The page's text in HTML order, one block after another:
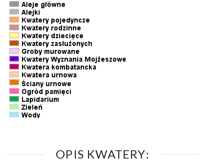
OPIS KWATERY: